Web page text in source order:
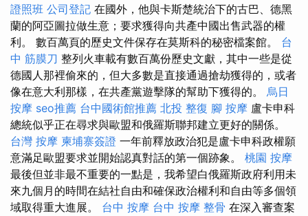
證照班 公司登記 在國外，他與卡斯楚統治下的古巴、德黑
蘭的阿亞圖拉做生意；要求獲得向共產中國出售武器的權
利。 數百萬頁的歷史文件保存在莫斯科的秘密檔案館。 台
中 筋膜刀 整列火車載有數百萬份歷史文獻，其中一些是從
德國人那裡偷來的，但大多數是直接通過搶劫獲得的，或者
像在意大利那樣，在共產黨遊擊隊的幫助下獲得的。 烏日
按摩 seo推薦 台中國術館推薦 北投 整復 腳 按摩 盧卡申科
總統似乎正在尋求與歐盟和俄羅斯聯邦建立更好的關係。
台灣 按摩 柬埔寨簽證 一年前釋放政治犯是盧卡申科政權願
意滿足歐盟要求並開始認真對話的第一個跡象。 桃園 按摩
最後但並非最不重要的一點是，我希望白俄羅斯政府利用未
來九個月的時間在結社自由和確保政治權利和自由等多個領
域取得重大進展。 台中 按摩 台中 按摩 整骨 在深入審查案